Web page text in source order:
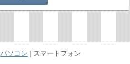
パソコン スマートフォン